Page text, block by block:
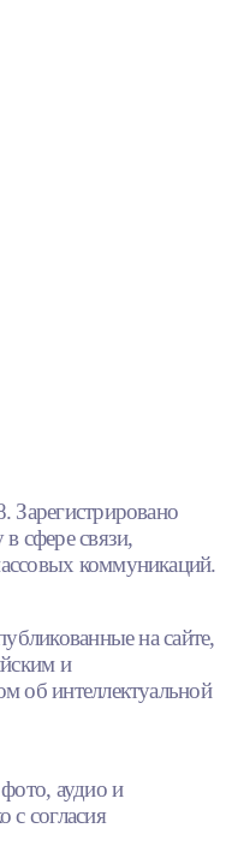
сфере связи,
коммуникаций.
на сайте,
и
об интеллектуальной
аудио и
с согласия